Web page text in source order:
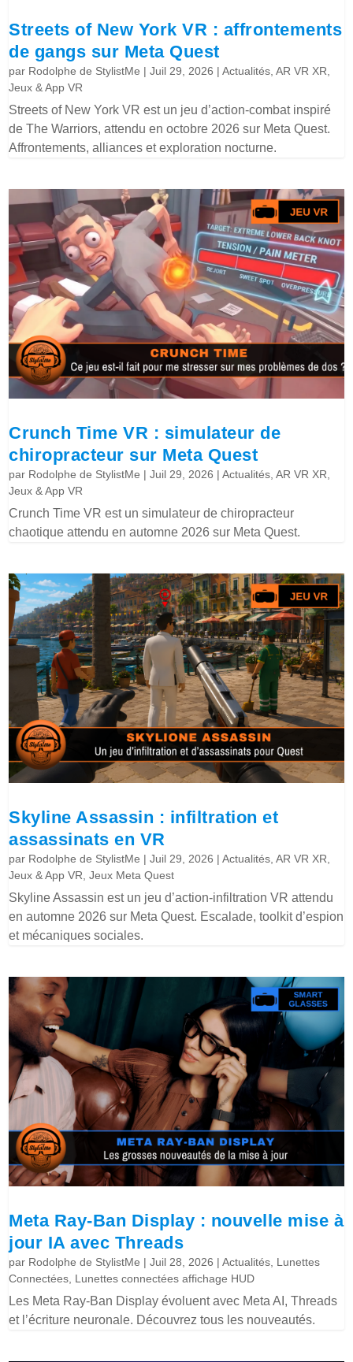
Streets of New York VR : affrontements
de gangs sur Meta Quest
par Rodolphe de StylistMe |Juil 29, 2026 |Actualités,AR VR XR,
Jeux & App VR
Streets of New York VR est un jeu d’action-combat inspiré
de The Warriors, attendu en octobre 2026 sur Meta Quest.
Affrontements, alliances et exploration nocturne.
Crunch Time VR : simulateur de
chiropracteur sur Meta Quest
par Rodolphe de StylistMe |Juil 29, 2026 |Actualités,AR VR XR,
Jeux & App VR
Crunch Time VR est un simulateur de chiropracteur
chaotique attendu en automne 2026 sur Meta Quest.
Skyline Assassin : infiltration et
assassinats en VR
par Rodolphe de StylistMe |Juil 29, 2026 |Actualités,AR VR XR,
Jeux & App VR,Jeux Meta Quest
Skyline Assassin est un jeu d’action-infiltration VR attendu
en automne 2026 sur Meta Quest. Escalade, toolkit d’espion
et mécaniques sociales.
Meta Ray-Ban Display : nouvelle mise à
jour IA avec Threads
par Rodolphe de StylistMe |Juil 28, 2026 |Actualités, Lunettes
Connectées, Lunettes connectées affichage HUD
Les Meta Ray-Ban Display évoluent avec Meta AI, Threads
et l’écriture neuronale. Découvrez tous les nouveautés.